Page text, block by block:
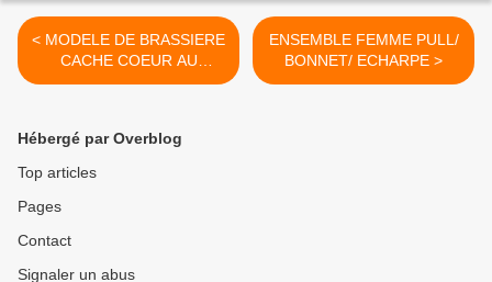
< MODELE DE BRASSIERE
CACHE COEUR AU
TRICOT taille naissance et
ENSEMBLE FEMME PULL/
BONNET/ ECHARPE >
Hébergé par Overblog
Top articles
Pages
Contact
Signaler un abus